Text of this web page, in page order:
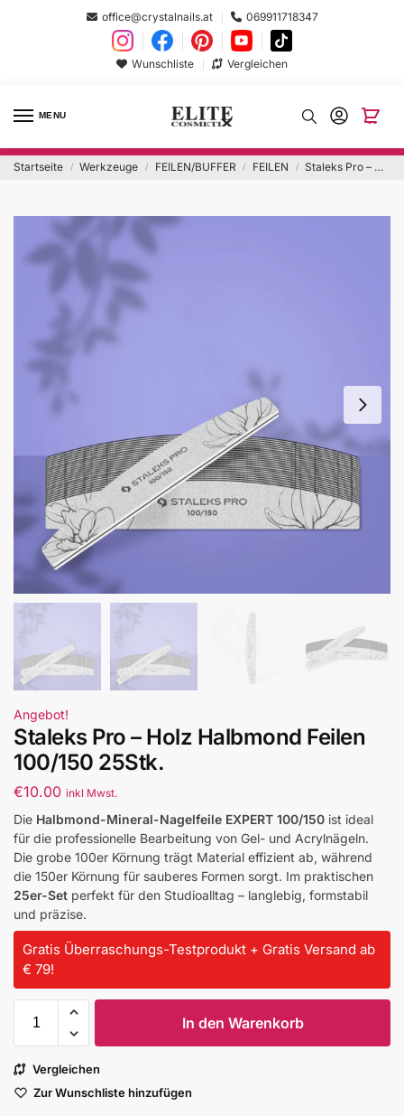
office@crystalnails.at 069911718347
Wunschliste Vergleichen
MENU
Startseite / Werkzeuge / FEILEN/BUFFER / FEILEN / Staleks Pro – Holz Halbmond Feilen 100/150 25Stk.
Angebot!
Staleks Pro – Holz Halbmond Feilen
100/150 25Stk.
€10.00 inkl Mwst.
Die Halbmond-Mineral-Nagelfeile EXPERT 100/150 ist ideal
für die professionelle Bearbeitung von Gel- und Acrylnägeln.
Die grobe 100er Körnung trägt Material effizient ab, während
die 150er Körnung für sauberes Formen sorgt. Im praktischen
25er-Set perfekt für den Studioalltag – langlebig, formstabil
und präzise.
Gratis Überraschungs-Testprodukt + Gratis Versand ab
€ 79!
In den Warenkorb
Vergleichen
Zur Wunschliste hinzufügen